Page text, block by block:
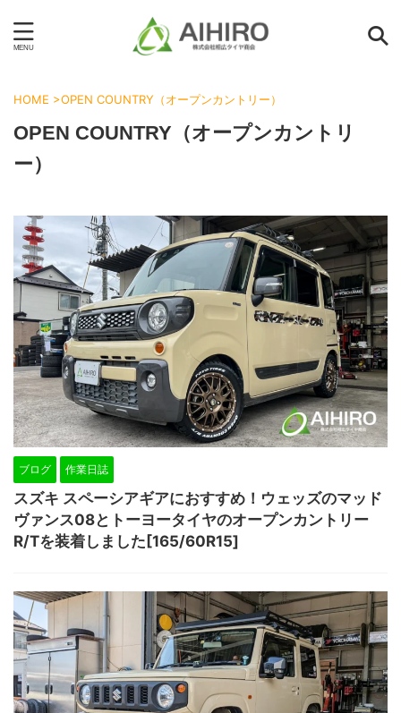
HOME >OPEN COUNTRY（オープンカントリー）
OPEN COUNTRY（オープンカントリ
ー）
ブログ 作業日誌
スズキ スペーシアギアにおすすめ！ウェッズのマッド
ヴァンス08とトーヨータイヤのオープンカントリー
R/Tを装着しました[165/60R15]